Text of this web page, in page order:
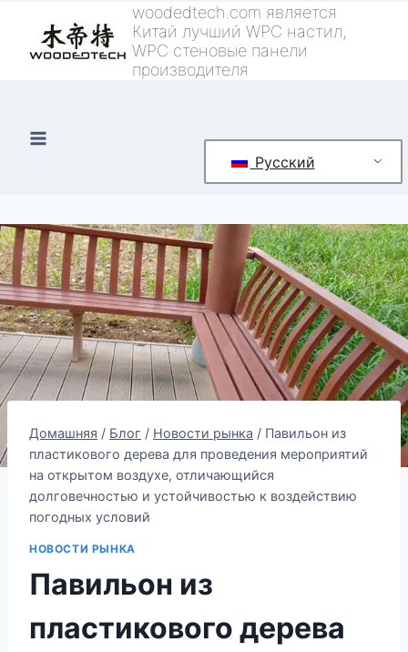
контенту
woodedtech.com является
Китай лучший WPC настил,
WPC стеновые панели
производителя
Русский
Домашняя / Блог / Новости рынка / Павильон из
пластикового дерева для проведения мероприятий
на открытом воздухе, отличающийся
долговечностью и устойчивостью к воздействию
погодных условий
НОВОСТИ РЫНКА
Павильон из
пластикового дерева